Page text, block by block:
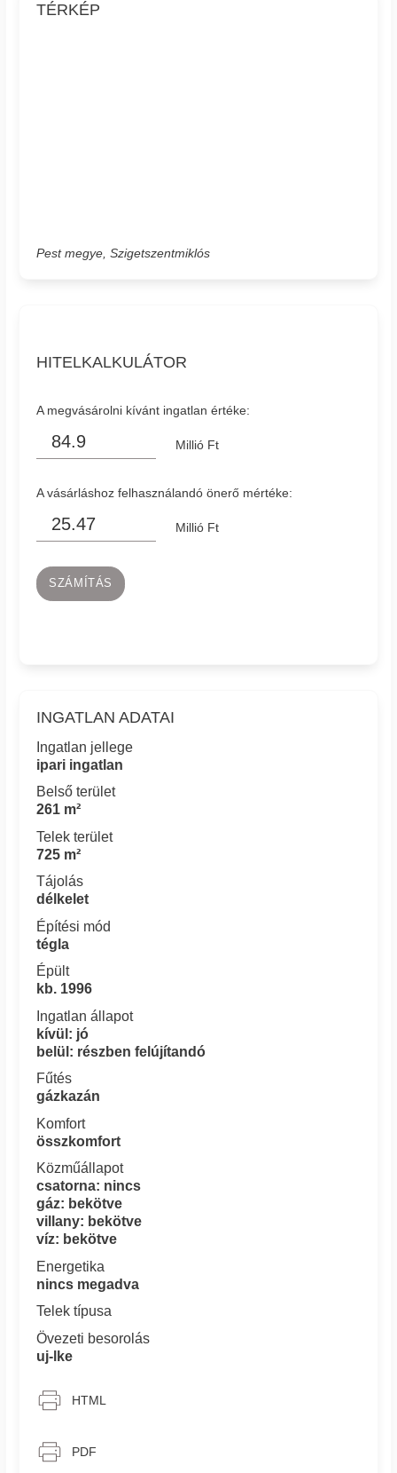
TÉRKÉP
Pest megye, Szigetszentmiklós
HITELKALKULÁTOR
A megvásárolni kívánt ingatlan értéke:
Millió Ft
A vásárláshoz felhasználandó önerő mértéke:
Millió Ft
SZÁMÍTÁS
INGATLAN ADATAI
Ingatlan jellege
ipari ingatlan
Belső terület
261 m²
Telek terület
725 m²
Tájolás
délkelet
Építési mód
tégla
Épült
kb. 1996
Ingatlan állapot
kívül: jó
belül: részben felújítandó
Fűtés
gázkazán
Komfort
összkomfort
Közműállapot
csatorna: nincs
gáz: bekötve
villany: bekötve
víz: bekötve
Energetika
nincs megadva
Telek típusa
Övezeti besorolás
uj-lke
HTML
PDF